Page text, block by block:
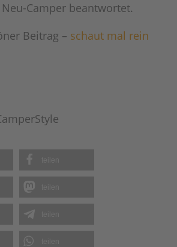
Camper beantwortet.
Beitrag – schaut mal rein